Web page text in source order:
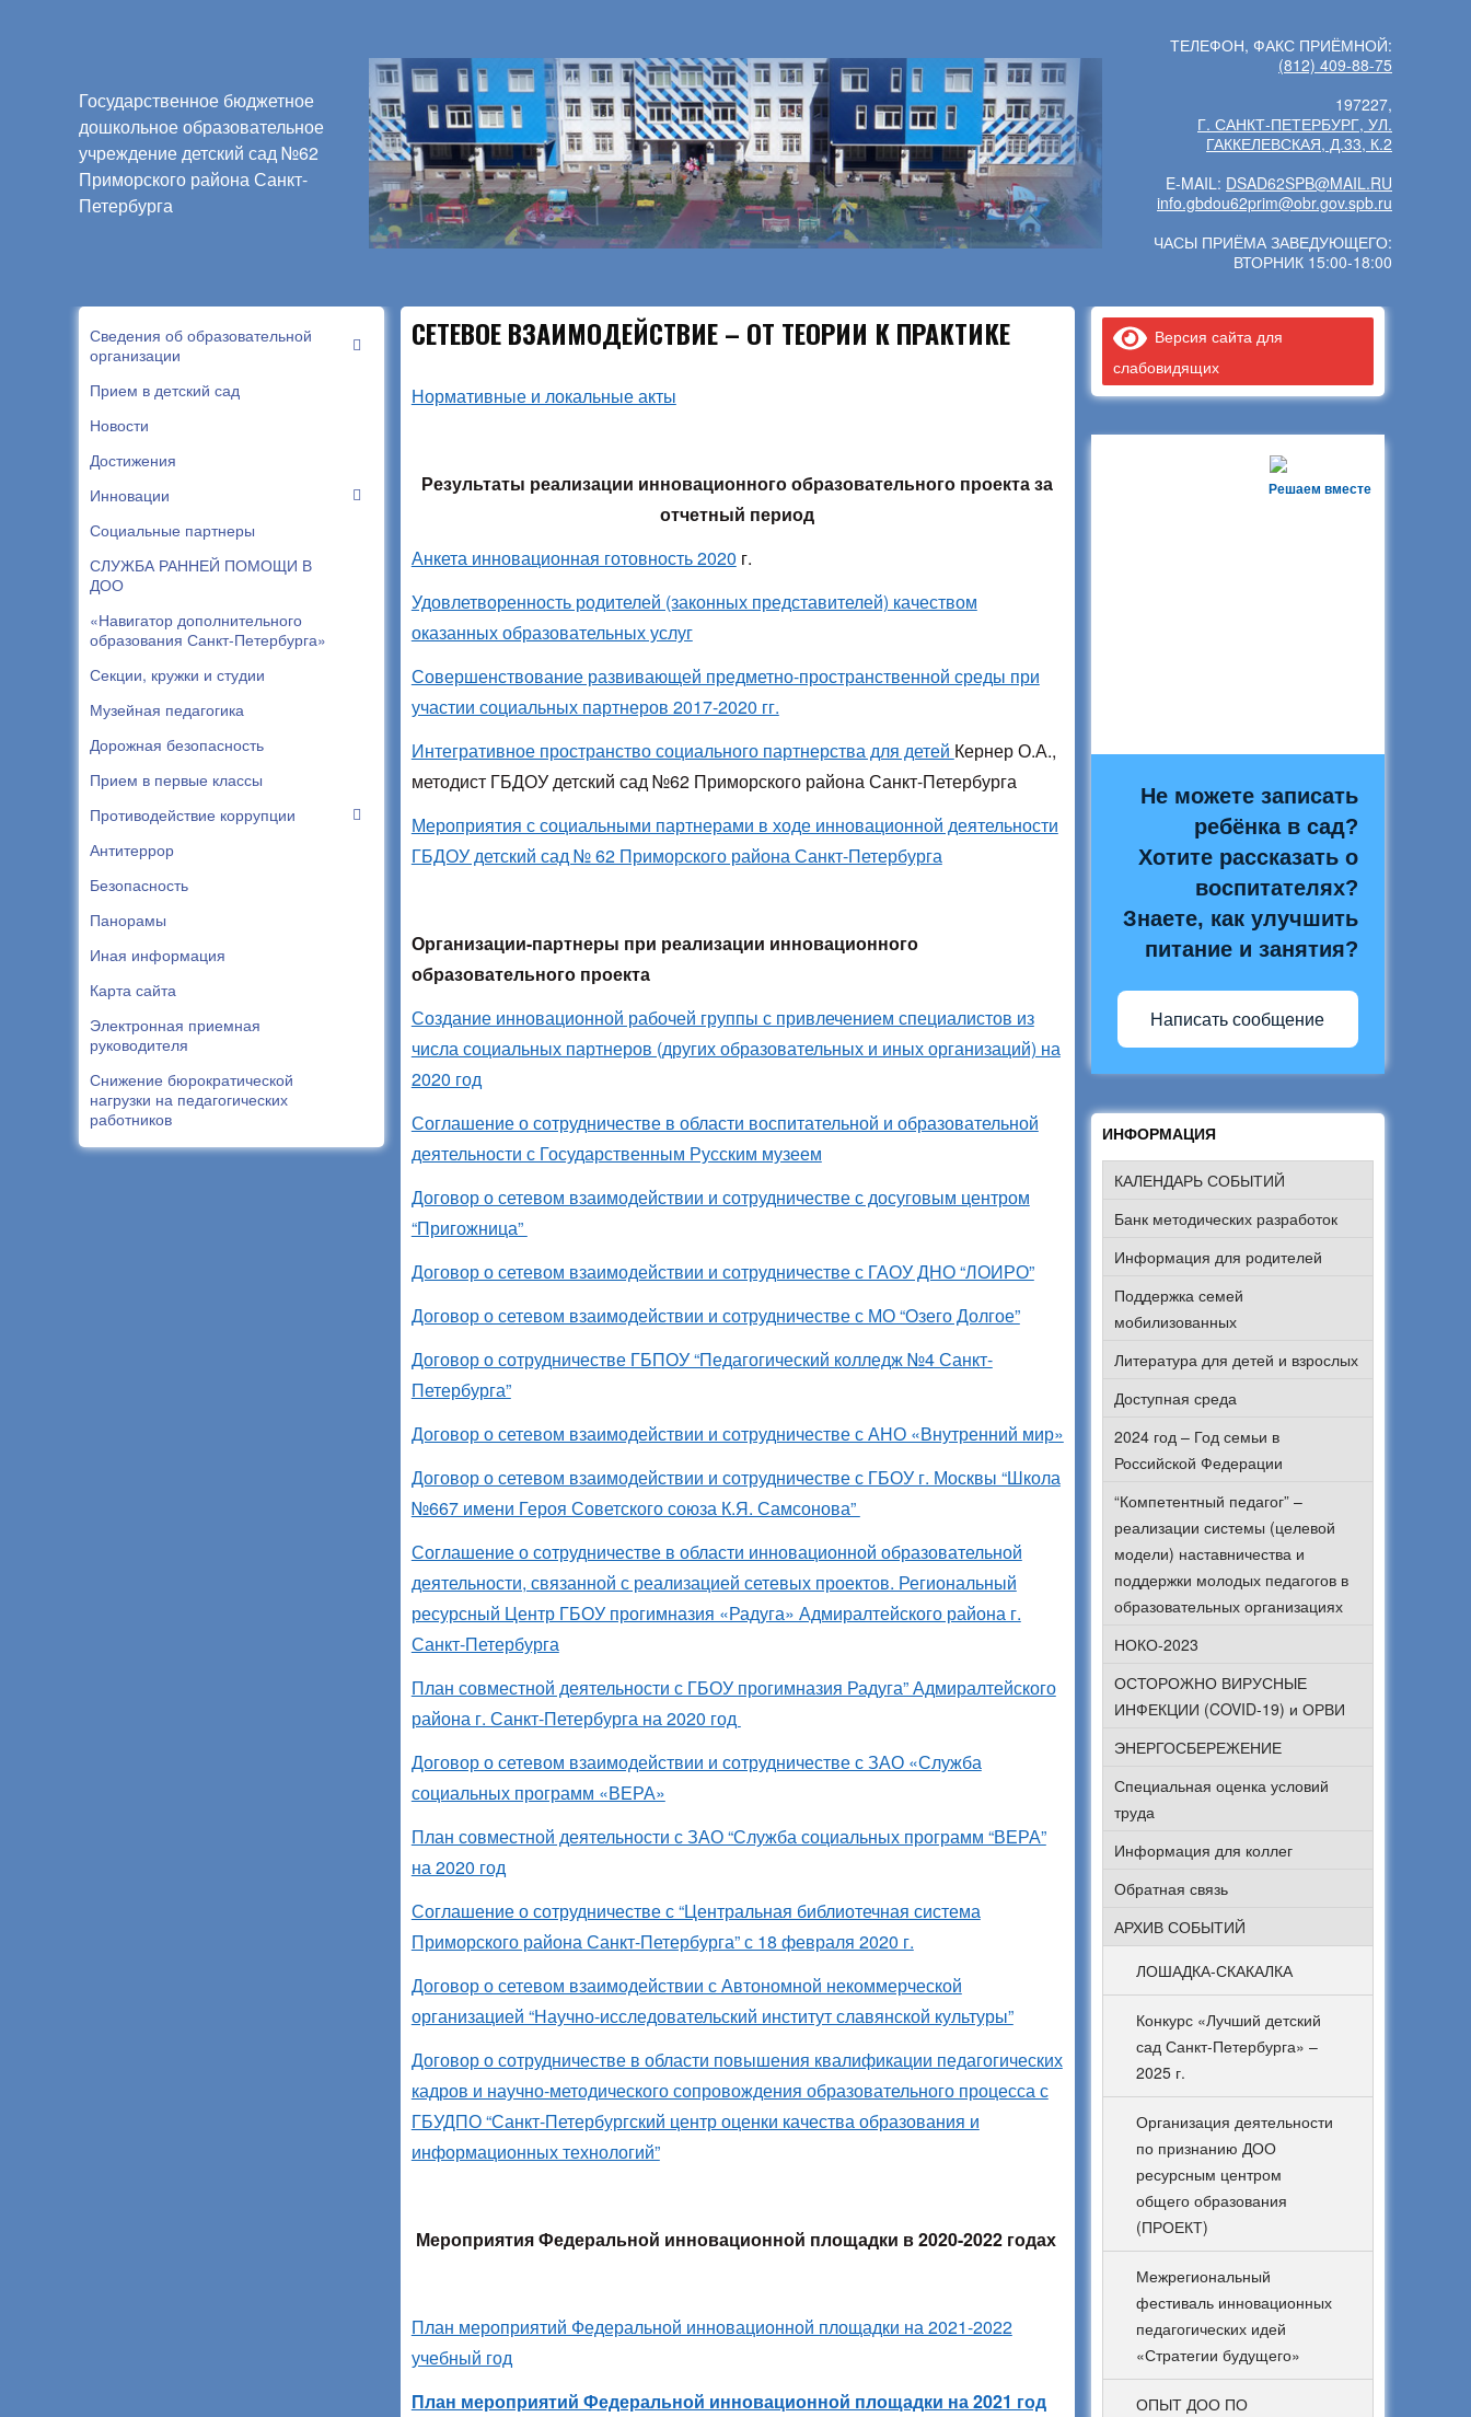
Государственное бюджетное
дошкольное образовательное
учреждение детский сад №62
Приморского района Санкт-
Петербурга
ТЕЛЕФОН, ФАКС ПРИЁМНОЙ:
(812) 409-88-75
197227,
Г. САНКТ-ПЕТЕРБУРГ, УЛ.
ГАККЕЛЕВСКАЯ, Д.33, К.2
E-MAIL: DSAD62SPB@MAIL.RU
info.gbdou62prim@obr.gov.spb.ru
ЧАСЫ ПРИЁМА ЗАВЕДУЮЩЕГО:
ВТОРНИК 15:00-18:00
Сведения об образовательной
организации
Прием в детский сад
Новости
Достижения
Инновации
Социальные партнеры
СЛУЖБА РАННЕЙ ПОМОЩИ В
ДОО
«Навигатор дополнительного
образования Санкт-Петербурга»
Секции, кружки и студии
Музейная педагогика
Дорожная безопасность
Прием в первые классы
Противодействие коррупции
Антитеррор
Безопасность
Панорамы
Иная информация
Карта сайта
Электронная приемная
руководителя
Снижение бюрократической
нагрузки на педагогических
работников
СЕТЕВОЕ ВЗАИМОДЕЙСТВИЕ – ОТ ТЕОРИИ К ПРАКТИКЕ
Нормативные и локальные акты
Результаты реализации инновационного образовательного проектаза
отчетный период
Анкета инновационная готовность 2020 г.
Удовлетворенность родителей (законных представителей) качеством
оказанных образовательных услуг
Совершенствование развивающей предметно-пространственной среды при
участии социальных партнеров 2017-2020 гг.
Интегративное пространство социального партнерства для детей Кернер О.А.,
методист ГБДОУ детский сад №62 Приморского района Санкт-Петербурга
Мероприятия с социальными партнерами в ходе инновационной деятельности
ГБДОУ детский сад № 62 Приморского района Санкт-Петербурга
Организации-партнеры при реализации инновационного
образовательного проекта
Создание инновационной рабочей группы с привлечением специалистов из
числа социальных партнеров (других образовательных и иных организаций) на
2020 год
Соглашение о сотрудничестве в области воспитательной и образовательной
деятельности с Государственным Русским музеем
Договор о сетевом взаимодействии и сотрудничестве с досуговым центром
“Пригожница”
Договор о сетевом взаимодействии и сотрудничестве с ГАОУ ДНО “ЛОИРО”
Договор о сетевом взаимодействии и сотрудничестве с МО “Озего Долгое”
Договор о сотрудничестве ГБПОУ “Педагогический колледж №4 Санкт-
Петербурга”
Договор о сетевом взаимодействии и сотрудничестве с АНО «Внутренний мир»
Договор о сетевом взаимодействии и сотрудничестве с ГБОУ г. Москвы “Школа
№667 имени Героя Советского союза К.Я. Самсонова”
Соглашение о сотрудничестве в области инновационной образовательной
деятельности, связанной с реализацией сетевых проектов. Региональный
ресурсный Центр ГБОУ прогимназия «Радуга» Адмиралтейского района г.
Санкт-Петербурга
План совместной деятельности с ГБОУ прогимназия Радуга” Адмиралтейского
района г. Санкт-Петербурга на 2020 год
Договор о сетевом взаимодействии и сотрудничестве с ЗАО «Служба
социальных программ «ВЕРА»
План совместной деятельности с ЗАО “Служба социальных программ “ВЕРА”
на 2020 год
Соглашение о сотрудничестве с “Центральная библиотечная система
Приморского района Санкт-Петербурга” с 18 февраля 2020 г.
Договор о сетевом взаимодействии с Автономной некоммерческой
организацией “Научно-исследовательский институт славянской культуры”
Договор о сотрудничестве в области повышения квалификации педагогических
кадров и научно-методического сопровождения образовательного процесса с
ГБУДПО “Санкт-Петербургский центр оценки качества образования и
информационных технологий”
Мероприятия Федеральной инновационной площадки в 2020-2022 годах
План мероприятий Федеральной инновационной площадки на 2021-2022
учебный год
План мероприятий Федеральной инновационной площадки на 2021 год
Версия сайта для
слабовидящих
Решаем вместе
Не можете записать
ребёнка в сад?
Хотите рассказать о
воспитателях?
Знаете, как улучшить
питание и занятия?
Написать сообщение
ИНФОРМАЦИЯ
КАЛЕНДАРЬ СОБЫТИЙ
Банк методических разработок
Информация для родителей
Поддержка семей
мобилизованных
Литература для детей и взрослых
Доступная среда
2024 год – Год семьи в
Российской Федерации
“Компетентный педагог” –
реализации системы (целевой
модели) наставничества и
поддержки молодых педагогов в
образовательных организациях
НОКО-2023
ОСТОРОЖНО ВИРУСНЫЕ
ИНФЕКЦИИ (COVID-19) и ОРВИ
ЭНЕРГОСБЕРЕЖЕНИЕ
Специальная оценка условий
труда
Информация для коллег
Обратная связь
АРХИВ СОБЫТИЙ
ЛОШАДКА-СКАКАЛКА
Конкурс «Лучший детский
сад Санкт-Петербурга» –
2025 г.
Организация деятельности
по признанию ДОО
ресурсным центром
общего образования
(ПРОЕКТ)
Межрегиональный
фестиваль инновационных
педагогических идей
«Стратегии будущего»
ОПЫТ ДОО ПО